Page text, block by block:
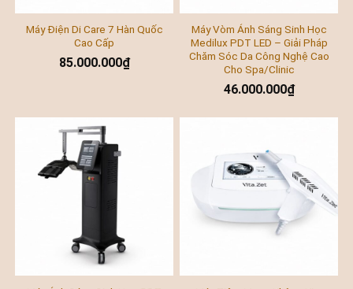
Máy Điện Di Care 7 Hàn Quốc
Cao Cấp
85.000.000₫
Máy Vòm Ánh Sáng Sinh Học
Medilux PDT LED – Giải Pháp
Chăm Sóc Da Công Nghệ Cao
Cho Spa/Clinic
46.000.000₫